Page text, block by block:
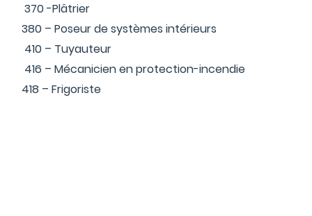
370 -Plâtrier
380 – Poseur de systèmes intérieurs
410 – Tuyauteur
416 – Mécanicien en protection-incendie
418 – Frigoriste